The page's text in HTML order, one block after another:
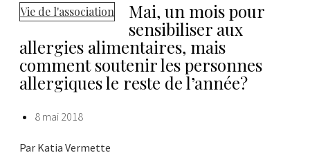
Vie de l'association
Mai, un mois pour
sensibiliser aux
allergies alimentaires, mais
comment soutenir les personnes
allergiques le reste de l’année?
8 mai 2018
Par Katia Vermette